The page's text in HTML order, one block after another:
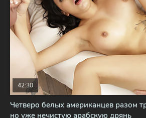
Четверо белых американцев разом
но уже нечистую арабскую дрянь
42:30